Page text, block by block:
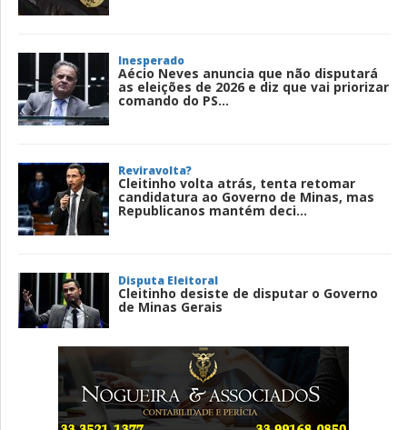
Inesperado
Aécio Neves anuncia que não disputará
as eleições de 2026 e diz que vai priorizar
comando do PS...
Reviravolta?
Cleitinho volta atrás, tenta retomar
candidatura ao Governo de Minas, mas
Republicanos mantém deci...
Disputa Eleitoral
Cleitinho desiste de disputar o Governo
de Minas Gerais
Entenda
Pix Pensão Alimentícia: entenda o que é
e como solicitar